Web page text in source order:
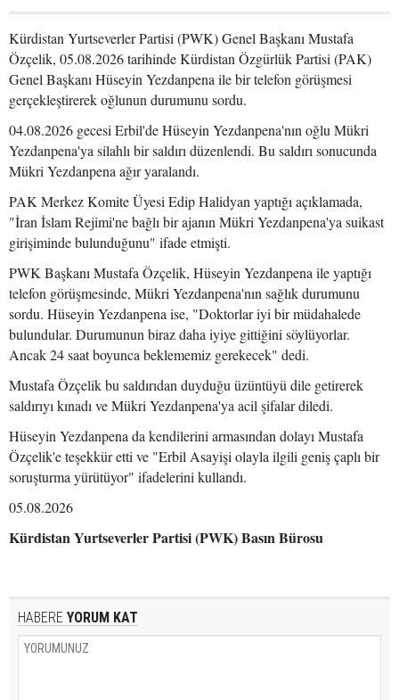
Kürdistan Yurtseverler Partisi (PWK) Genel Başkanı Mustafa
Özçelik, 05.08.2026 tarihinde Kürdistan Özgürlük Partisi (PAK)
Genel Başkanı Hüseyin Yezdanpena ile bir telefon görüşmesi
gerçekleştirerek oğlunun durumunu sordu.
04.08.2026 gecesi Erbil'de Hüseyin Yezdanpena'nın oğlu Mükri
Yezdanpena'ya silahlı bir saldırı düzenlendi. Bu saldırı sonucunda
Mükri Yezdanpena ağır yaralandı.
PAK Merkez Komite Üyesi Edip Halidyan yaptığı açıklamada,
"İran İslam Rejimi'ne bağlı bir ajanın Mükri Yezdanpena'ya suikast
girişiminde bulunduğunu" ifade etmişti.
PWK Başkanı Mustafa Özçelik, Hüseyin Yezdanpena ile yaptığı
telefon görüşmesinde, Mükri Yezdanpena'nın sağlık durumunu
sordu. Hüseyin Yezdanpena ise, "Doktorlar iyi bir müdahalede
bulundular. Durumunun biraz daha iyiye gittiğini söylüyorlar.
Ancak 24 saat boyunca beklememiz gerekecek" dedi.
Mustafa Özçelik bu saldırıdan duyduğu üzüntüyü dile getirerek
saldırıyı kınadı ve Mükri Yezdanpena'ya acil şifalar diledi.
Hüseyin Yezdanpena da kendilerini armasından dolayı Mustafa
Özçelik'e teşekkür etti ve "Erbil Asayişi olayla ilgili geniş çaplı bir
soruşturma yürütüyor" ifadelerini kullandı.
05.08.2026
Kürdistan Yurtseverler Partisi (PWK) Basın Bürosu
HABERE YORUM KAT